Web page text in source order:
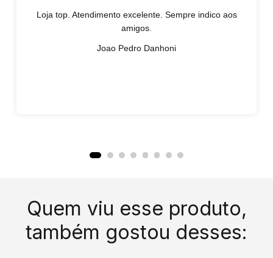
Loja top. Atendimento excelente. Sempre indico aos
amigos.
Joao Pedro Danhoni
Quem viu esse produto,
também gostou desses: